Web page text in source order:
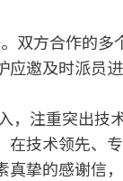
双方合作的多
邀及时派员
，注重突出技
技术领先、专
挚的感谢信